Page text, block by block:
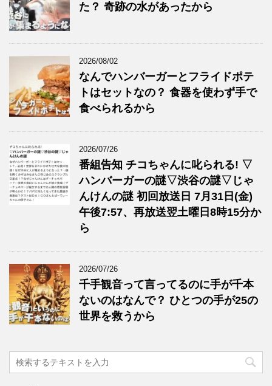
た？ 奇跡の水があったから
2026/08/02
なんでハンバーガーとフライドポテ
トはセットなの？ 食器を使わず手で
食べられるから
2026/07/26
番組告知 チコちゃんに叱られる! ▽
ハンバーガーの謎▽渋谷の謎▽じゃ
んけんの謎 初回放送日 7月31日(金)
午後7:57、再放送翌土曜日8時15分か
ら
2026/07/26
千手観音って言ってるのに手が千本
ないのはなんで？ ひとつの手が25の
世界を救うから